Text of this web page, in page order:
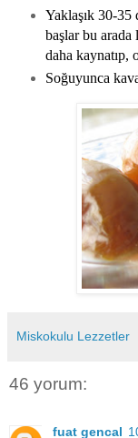
Yaklaşık 30-
başlar bu
daha kaynatıp,
Soğuyunca
Miskokulu Lezzetler
46 yorum:
fuat gencal